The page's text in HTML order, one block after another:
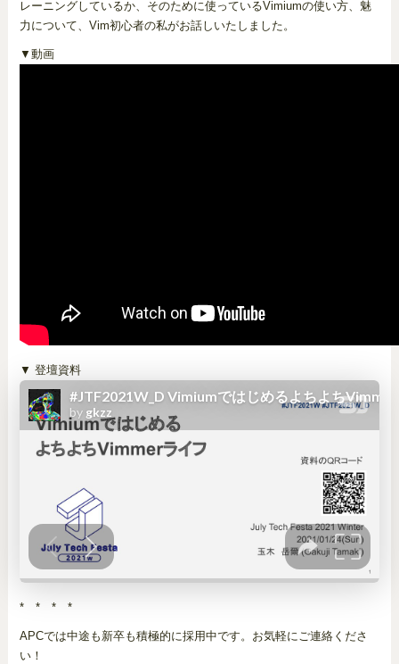
レーニングしているか、そのために使っているVimiumの使い方、魅
力について、Vim初心者の私がお話しいたしました。
▼動画
▼ 登壇資料
* * * *
APCでは中途も新卒も積極的に採用中です。お気軽にご連絡くださ
い！